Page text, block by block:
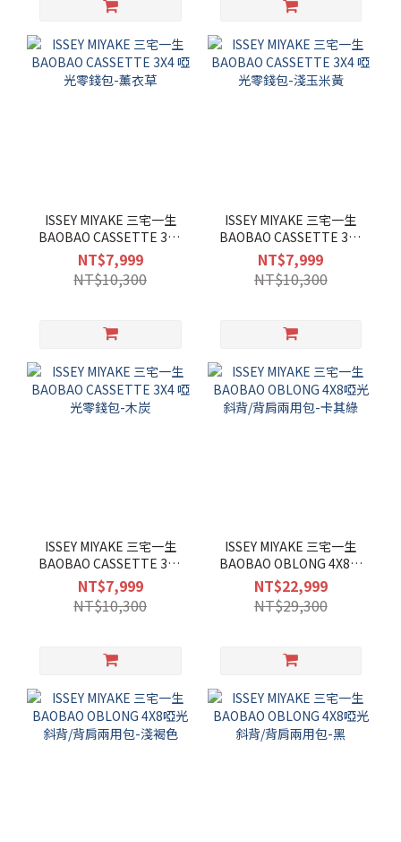
ISSEY MIYAKE 三宅一生
BAOBAO CASSETTE 3X4
啞光零錢包-薰衣草
NT$7,999
NT$10,300
ISSEY MIYAKE 三宅一生
BAOBAO CASSETTE 3X4
啞光零錢包-淺玉米黃
NT$7,999
NT$10,300
ISSEY MIYAKE 三宅一生
BAOBAO CASSETTE 3X4
啞光零錢包-木炭
NT$7,999
NT$10,300
ISSEY MIYAKE 三宅一生
BAOBAO OBLONG 4X8啞
光斜背/背肩兩用包-卡其綠
NT$22,999
NT$29,300